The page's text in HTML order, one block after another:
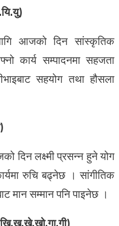
आजको दिन सांस्कृतिक
कार्य सम्पादनमा सहजता
सहयोग तथा हौसला
दिन लक्ष्मी प्रसन्न हुने योग
रुचि बढ्नेछ । सांगीतिक
मान सम्मान पनि पाइनेछ ।